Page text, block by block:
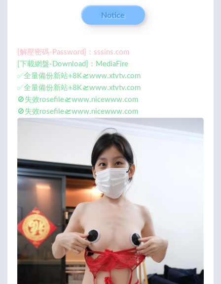
Notice
[解壓密碼-Password]：sssins.com
[下載網盤-Download]：MediaFire
✅全量備份新站+8K🛫www.xtvtv.com
✅全量備份新站+8K🛫www.xtvtv.com
🚫失效rosefile🛫www.nicewww.com
🚫失效rosefile🛫www.nicewww.com